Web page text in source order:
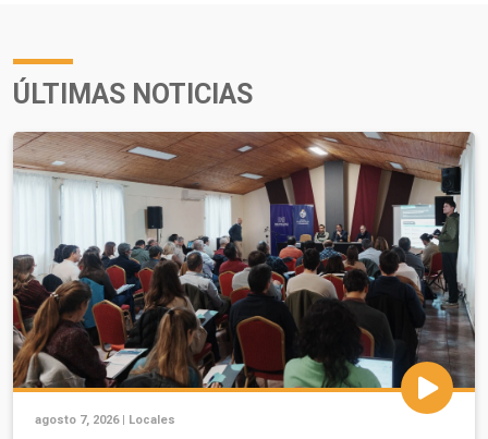
ÚLTIMAS NOTICIAS
agosto 7, 2026 | Locales